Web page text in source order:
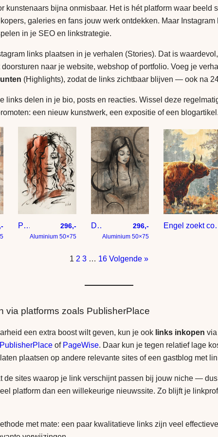
kunstenaars bijna onmisbaar. Het is hét platform waar beeld
galeries en fans jouw werk ontdekken. Maar Instagram
in je SEO en linkstrategie.
links plaatsen in je verhalen (Stories). Dat is
naar je website, webshop of portfolio. Voeg je
(Highlights), zodat de links zichtbaar blijven — ook na
links delen in je bio, posts en reacties. Wissel deze
een nieuw kunstwerk, een expositie of een
Portret met brons verf 296,-
Aluminium 50×75
Dromerig abstract vrouwenportret – Hedendaagse kunst in gemeng 296,-
Aluminium 50×75
Engel
1 2 3 … 16 Volgende »
via platforms zoals PublisherPlace
een extra boost wilt geven, kun je ook links inkopen
PublisherPlace of PageWise. Daar kun je tegen relatief lage
plaatsen op andere relevante sites of een gastblog met
de sites waarop je link verschijnt passen bij jouw niche —
platform dan een willekeurige nieuwssite. Zo blijft je
met mate: een paar kwalitatieve links zijn veel